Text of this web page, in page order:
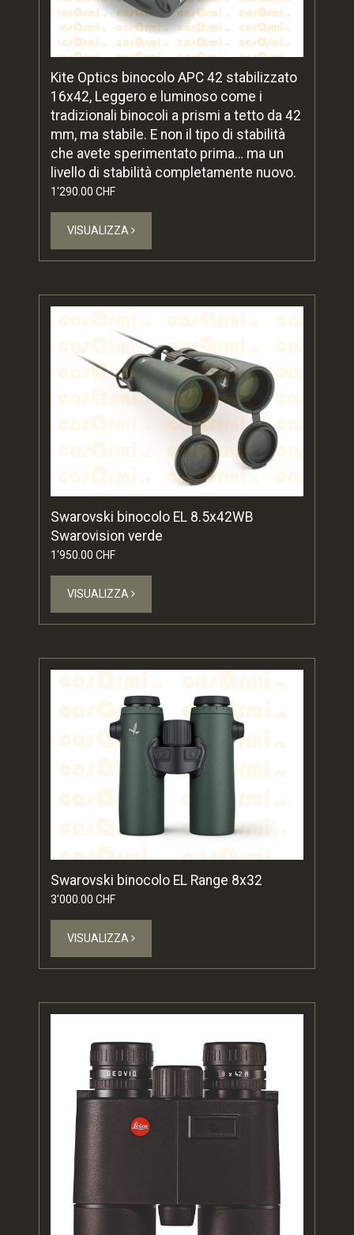
Kite Optics binocolo APC 42 stabilizzato
16x42, Leggero e luminoso come i
tradizionali binocoli a prismi a tetto da 42
mm, ma stabile. E non il tipo di stabilità
che avete sperimentato prima… ma un
livello di stabilità completamente nuovo.
1'290.00 CHF
VISUALIZZA
Swarovski binocolo EL 8.5x42WB
Swarovision verde
1'950.00 CHF
VISUALIZZA
Swarovski binocolo EL Range 8x32
3'000.00 CHF
VISUALIZZA